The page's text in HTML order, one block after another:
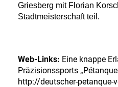
Griesberg mit Florian
Stadtmeisterschaft teil.
Web-Links: Eine knappe
Präzisionssports
http://deutscher-petanque-